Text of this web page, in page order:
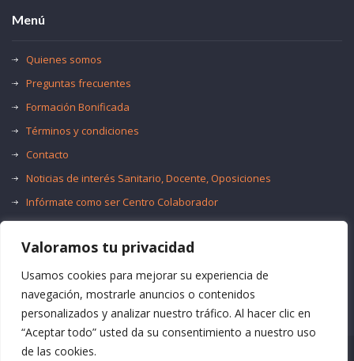
Valoramos tu privacidad
Usamos cookies para mejorar su experiencia de
navegación, mostrarle anuncios o contenidos
personalizados y analizar nuestro tráfico. Al hacer clic en
“Aceptar todo” usted da su consentimiento a nuestro uso
de las cookies.
Menú
Quienes somos
Preguntas frecuentes
Formación Bonificada
Términos y condiciones
Contacto
Noticias de interés Sanitario, Docente, Oposiciones
Infórmate como ser Centro Colaborador
Oferta de Empleo Público
Bolsas de Empleo